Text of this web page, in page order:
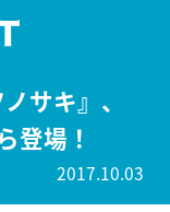
サキ』、
登場！
2017.10.03